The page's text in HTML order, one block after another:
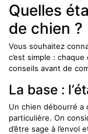
Quelles
de chien ?
Vous souhaitez
c’est simple :
conseils avant de
La base :
Un chien débourré a
particulière. On
d’être sage à